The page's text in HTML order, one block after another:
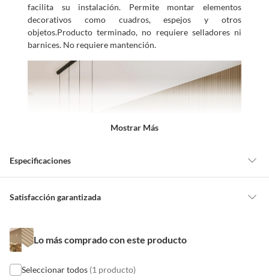
facilita su instalación. Permite montar elementos
decorativos como cuadros, espejos y otros
objetos.Producto terminado, no requiere selladores ni
barnices. No requiere mantención.
Mostrar Más
Especificaciones
Detalle de la garantía
Presentación
Modelo 3D
Satisfacción garantizada
de la compra.
Debe estar en perfecto estado, con todas sus etiquetas, sellos intactos y
comprado por internet y que hay ciertas categorías que no tienen este
Lo más comprado con este producto
Seleccionar todos (1 producto)